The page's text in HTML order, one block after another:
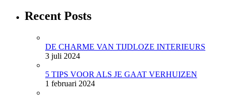
Recent Posts
DE CHARME VAN TIJDLOZE INTERIEURS
3 juli 2024
5 TIPS VOOR ALS JE GAAT VERHUIZEN
1 februari 2024